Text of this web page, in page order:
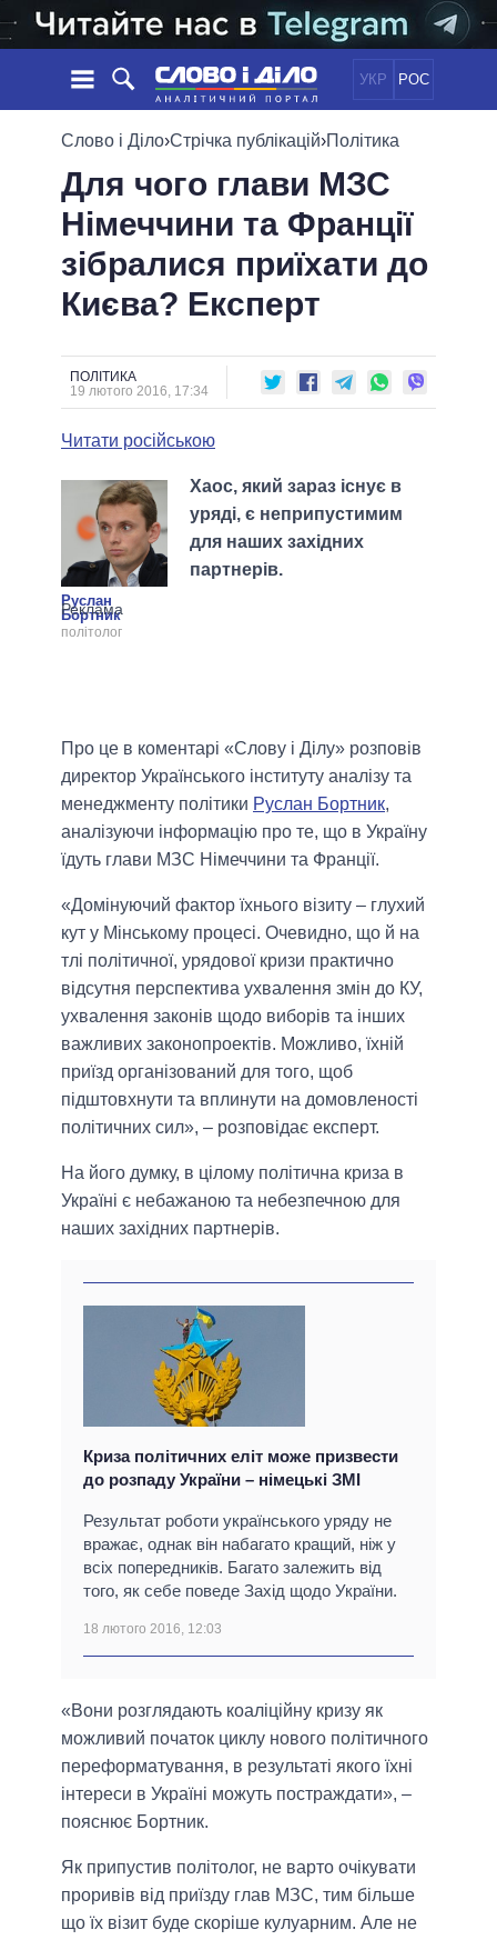
УКР РОС
НОВИНИ
СТРІЧКА
ПОДІЇ
СТАТТІ
ДУМКИ
ОГЛЯДИ
ДАЙДЖЕСТИ
ПОЛІТИКА
ЕКОНОМІКА
СУСПІЛЬСТВО
ОБIЦЯНКИ
ПОЛIТИКИ
УСІ ПОЛІТИКИ
ПРЕЗИДЕНТ І ОФІС
ВЕРХОВНА РАДА
КАБІНЕТ МІНІСТРІВ
МЕРИ МІСТ
ВСІ ПЕРСОНИ
ІНФОГРАФІКА
ПІДТРИМАТИ
ПОРІВНЯННЯ ПОЛІТИКІВ
Слово і Діло›Стрічка публікацій›Політика
Для чого глави МЗС
Німеччини та Франції
зібралися приїхати до
Києва? Експерт
ПОЛІТИКА
19 лютого 2016, 17:34
Читати російською
Руслан
Бортник
політолог
Хаос, який зараз існує в
уряді, є неприпустимим
для наших західних
партнерів.
Про це в коментарі «Слову і Ділу» розповів
директор Українського інституту аналізу та
менеджменту політики Руслан Бортник,
аналізуючи інформацію про те, що в Україну
їдуть глави МЗС Німеччини та Франції.
«Домінуючий фактор їхнього візиту – глухий
кут у Мінському процесі. Очевидно, що й на
тлі політичної, урядової кризи практично
відсутня перспектива ухвалення змін до КУ,
ухвалення законів щодо виборів та інших
важливих законопроектів. Можливо, їхній
приїзд організований для того, щоб
підштовхнути та вплинути на домовленості
політичних сил», – розповідає експерт.
На його думку, в цілому політична криза в
Україні є небажаною та небезпечною для
наших західних партнерів.
Криза політичних еліт може призвести
до розпаду України – німецькі ЗМІ
Результат роботи українського уряду не
вражає, однак він набагато кращий, ніж у
всіх попередників. Багато залежить від
того, як себе поведе Захід щодо України.
18 лютого 2016, 12:03
«Вони розглядають коаліційну кризу як
можливий початок циклу нового політичного
переформатування, в результаті якого їхні
інтереси в Україні можуть постраждати», –
пояснює Бортник.
Як припустив політолог, не варто очікувати
проривів від приїзду глав МЗС, тим більше
що їх візит буде скоріше кулуарним. Але не